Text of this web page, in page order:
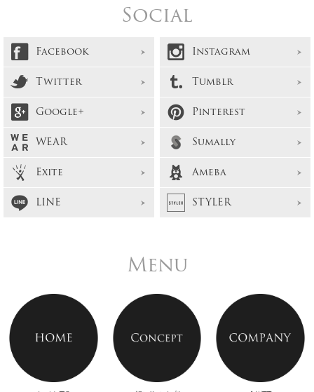
Social
Facebook
Instagram
Twitter
Tumblr
Google+
Pinterest
WEAR
Sumally
Exite
Ameba
LINE
STYLER
Menu